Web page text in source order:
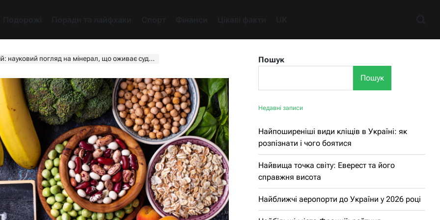
науковий погляд на мінерал, що оживає судини
Пошук
Пошук
Недавні записи
Найпоширеніші види кліщів в Україні: як
розпізнати і чого боятися
Найвища точка світу: Еверест та його
справжня висота
Найближчі аеропорти до України у 2026 році